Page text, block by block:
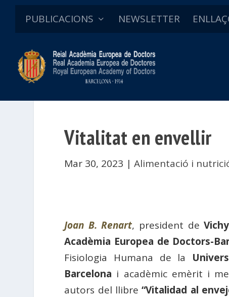
PUBLICACIONS NEWSLETTER
Vitalitat en envellir
Mar 30, 2023 |Alimentació i
Joan B. Renart, president de
Acadèmia Europea de Doctors-
Fisiologia Humana de la
Barcelona i acadèmic emèrit i
autors del llibre“Vitalidad al